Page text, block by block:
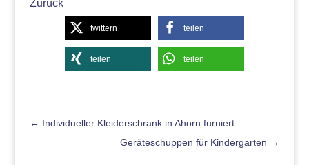
Zurück
twittern teilen
teilen teilen
← Individueller Kleiderschrank in Ahorn furniert
Geräteschuppen für Kindergarten →